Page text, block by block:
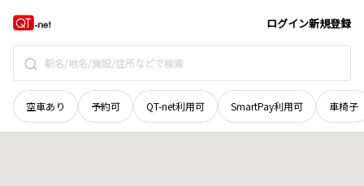
ログイン新規登録
空車あり 予約可 QT-net利用可 SmartPay利用可 車椅子
岡山県